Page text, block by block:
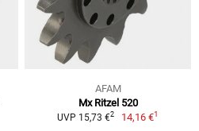
AFAM
Mx Ritzel 520
UVP 15,73 €2 14,16 €1